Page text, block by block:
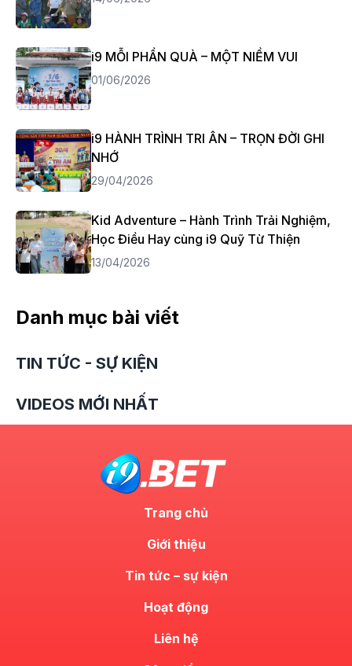
i9 MỖI PHẦN QUÀ – MỘT NIỀM VUI
01/06/2026
i9 HÀNH TRÌNH TRI ÂN – TRỌN ĐỜI GHI
NHỚ
29/04/2026
Kid Adventure – Hành Trình Trải Nghiệm,
Học Điều Hay cùng i9 Quỹ Từ Thiện
13/04/2026
Danh mục bài viết
TIN TỨC - SỰ KIỆN
VIDEOS MỚI NHẤT
Trang chủ
Giới thiệu
Tin tức – sự kiện
Hoạt động
Liên hệ